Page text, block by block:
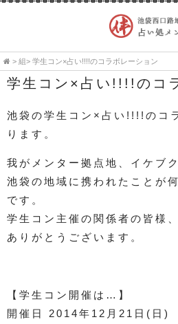
> 組> 学生コン×占い!!!!のコラボレーション
学生コン×占い!!!!のコ
池袋の学生コン×占い!!!!のコ
ります。
我がメンター拠点地、イケブク
池袋の地域に携われたことが
です。
学生コン主催の関係者の皆様
ありがとうございます。
【学生コン開催は…】
開催日 2014年12月21日(日)